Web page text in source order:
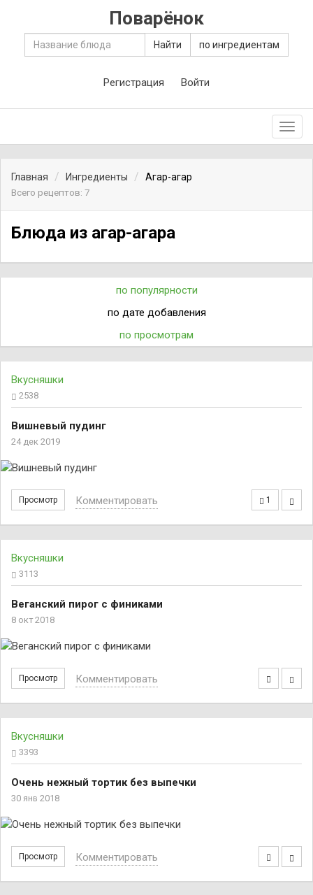
Поварёнок
Найти по ингредиентам
Регистрация Войти
Главная Ингредиенты
Агар-агар
Всего рецептов: 7
Блюда из агар-агара
по популярности
по дате добавления
по просмотрам
Вкусняшки
2538
Вишневый пудинг
24 дек 2019
Просмотр 1
Комментировать
Вкусняшки
3113
Веганский пирог с финиками
8 окт 2018
Просмотр Комментировать
Вкусняшки
3393
Очень нежный тортик без выпечки
30 янв 2018
Просмотр Комментировать